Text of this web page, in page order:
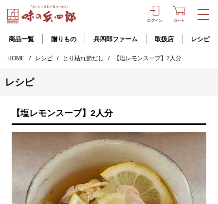
ログイン カート
商品一覧 贈りもの 兵四郎ファーム 取扱店 レシピ
HOME / レシピ / とり枯れ節だし / 【塩レモンスープ】2人分
レシピ
【塩レモンスープ】2人分